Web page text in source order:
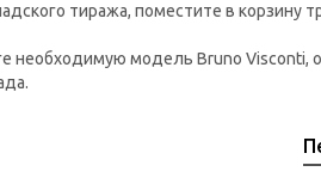
тиража, поместите в
необходимую модель Bruno Visconti,